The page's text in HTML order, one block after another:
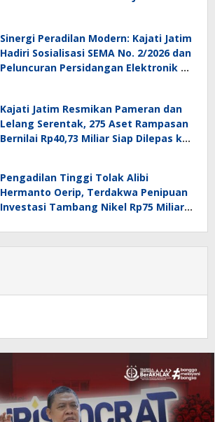
Sinergi Peradilan Modern: Kajati Jatim
Hadiri Sosialisasi SEMA No. 2/2026 dan
Peluncuran Persidangan Elektronik di
Kajati Jatim Resmikan Pameran dan
Lelang Serentak, 275 Aset Rampasan
Bernilai Rp40,73 Miliar Siap Dilepas ke
Pengadilan Tinggi Tolak Alibi
Hermanto Oerip, Terdakwa Penipuan
Investasi Tambang Nikel Rp75 Miliar